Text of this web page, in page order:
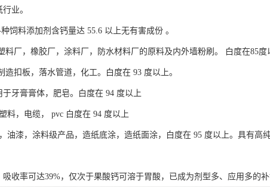
业。
饲料添加剂含钙量达 55.6 以上无有害成份 。
料厂，橡胶厂，涂料厂，防水材料厂的原料及内外墙粉刷。 白度在85度
造扣板，落水管道，化工。白度在 93 度以上。
于牙膏膏体，肥皂。白度在 94 度以上
料，电缆， pvc 白度在 94 度以上
油漆，涂料级产品，造纸底涂，造纸面涂，白度在 95 度以上。具有高
收率可达39%，仅次于果酸钙可溶于胃酸，已成为剂型多、应用多的补